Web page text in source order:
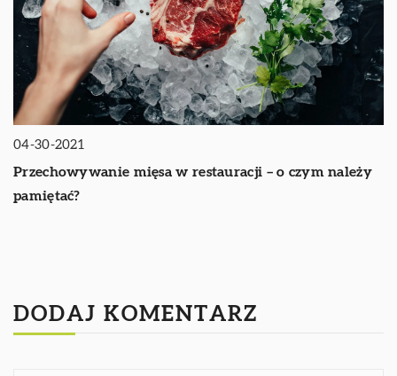
04-30-2021
Przechowywanie mięsa w restauracji – o czym należy
pamiętać?
DODAJ KOMENTARZ